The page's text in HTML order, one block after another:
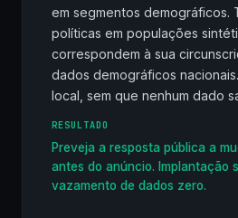
em segmentos demográficos.
políticas em populações
correspondem à sua
dados demográficos
local, sem que nenhum dado
RESULTADO
Preveja a resposta pública a
antes do anúncio. Implantação
vazamento de dados zero.